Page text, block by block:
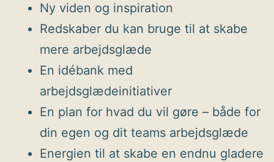
Ny viden og inspiration
Redskaber du kan bruge til at skabe
mere arbejdsglæde
En idébank med
arbejdsglædeinitiativer
En plan for hvad du vil gøre – både for
din egen og dit teams arbejdsglæde
Energien til at skabe en endnu gladere